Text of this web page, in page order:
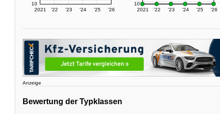
2021 '22 '23 '24 '25 '26
10
2021 '22 '23 '24 '25 '26
10
Anzeige
Bewertung der Typklassen